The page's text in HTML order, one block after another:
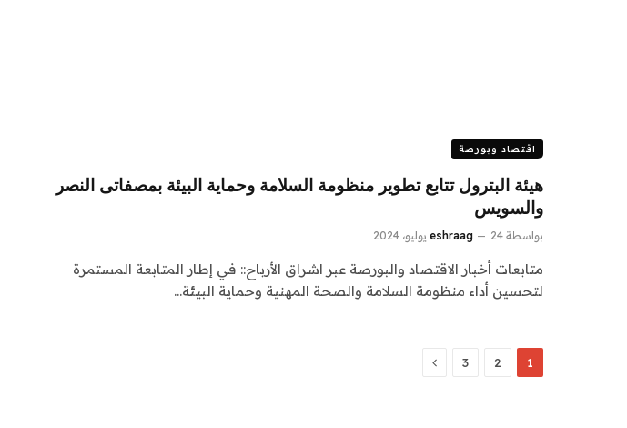
اقتصاد وبورصة
هيئة البترول تتابع تطوير منظومة السلامة وحماية البيئة بمصفاتى النصر
والسويس
بواسطة eshraag 24 يوليو، 2024
متابعات أخبار الاقتصاد والبورصة عبر اشراق الأرباح:: في إطار المتابعة المستمرة
لتحسين أداء منظومة السلامة والصحة المهنية وحماية البيئة…
1
2
3 التالي